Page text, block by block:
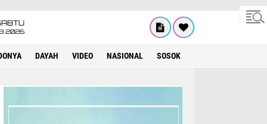
2026
DAYAH VIDEO NASIONAL SOSOK